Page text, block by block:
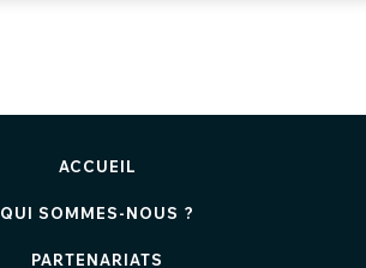
ACCUEIL
QUI SOMMES-NOUS ?
PARTENARIATS